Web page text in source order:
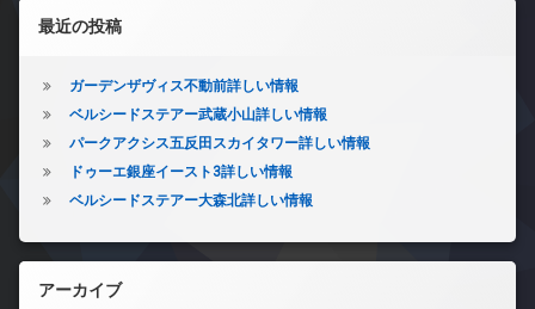
左サイドバー
最近の投稿
ガーデンザヴィス不動前詳しい情報
ベルシードステアー武蔵小山詳しい情報
パークアクシス五反田スカイタワー詳しい情報
ドゥーエ銀座イースト3詳しい情報
ベルシードステアー大森北詳しい情報
アーカイブ